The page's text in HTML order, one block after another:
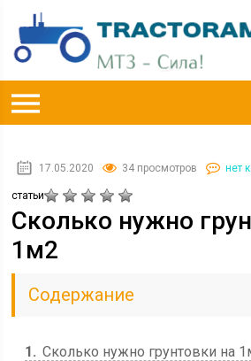
17.05.2020 34 просмотров нет
статьи
Сколько нужно
1м2
Содержание
1
Сколько нужно грунтовки на